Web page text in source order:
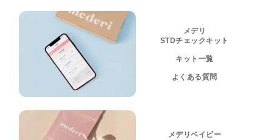
メデリ
STDチェックキット
キット一覧
よくある質問
メデリベイビー